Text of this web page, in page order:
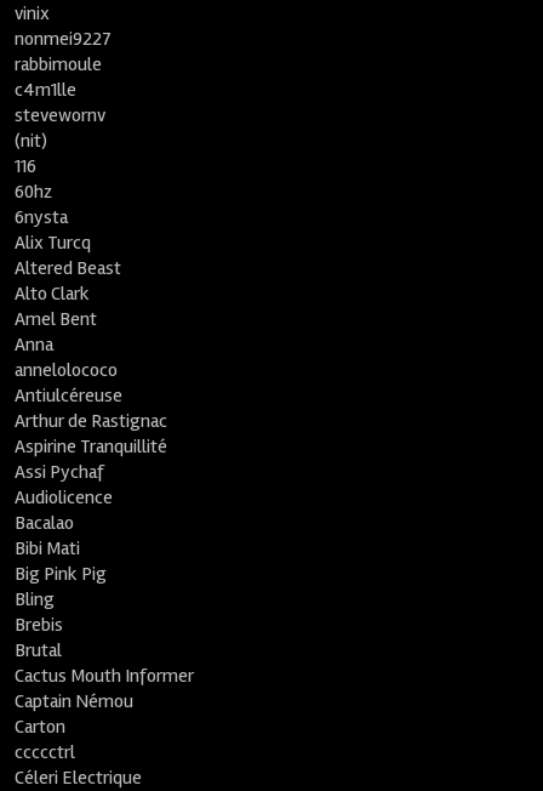
vinix
nonmei9227
rabbimoule
c4m1lle
stevewornv
(nit)
116
60hz
6nysta
Alix Turcq
Altered Beast
Alto Clark
Amel Bent
Anna
annelolococo
Antiulcéreuse
Arthur de Rastignac
Aspirine Tranquillité
Assi Pychaf
Audiolicence
Bacalao
Bibi Mati
Big Pink Pig
Bling
Brebis
Brutal
Cactus Mouth Informer
Captain Némou
Carton
ccccctrl
Céleri Electrique